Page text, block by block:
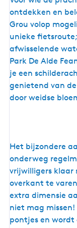
o
n
t
j
e
s
r
o
e
e
n
b
e
l
e
ontdekken en
Grou volop
unieke
afwisselende
Park De Alde
je een
genietend van
door weidse
Het bijzondere
onderweg
vrijwilligers klaar
overkant te
extra dimensie
niet mag missen!
pontjes en wordt